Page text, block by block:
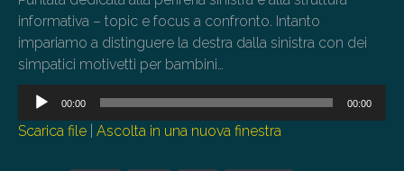
informativa – topic e focus a confronto. Intanto
impariamo a distinguere la destra dalla sinistra con dei
simpatici motivetti per bambini…
Audio
00:00 00:00
Scarica file Ascolta in una nuova finestra